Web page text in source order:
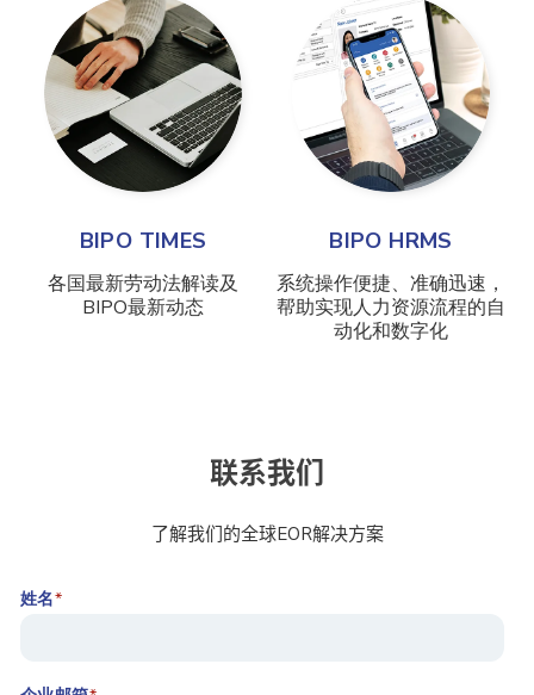
BIPO TIMES
各国最新劳动法解读及
BIPO最新动态
BIPO HRMS
系统操作便捷、准确迅速，
帮助实现人力资源流程的自
动化和数字化
联系我们
了解我们的全球EOR解决方案